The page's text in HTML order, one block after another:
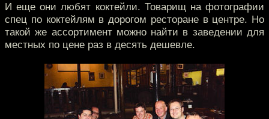
И еще они любят коктейли. Товарищ на фотографии
спец по коктейлям в дорогом ресторане в центре. Но
такой же ассортимент можно найти в заведении для
местных по цене раз в десять дешевле.